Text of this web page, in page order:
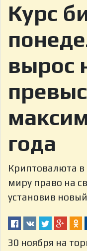
Курс
вырос
года
Криптовалюта в
миру право на
установив
30 ноября на